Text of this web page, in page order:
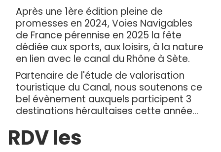
Après une 1ère édition pleine de
promesses en 2024, Voies Navigables
de France pérennise en 2025 la fête
dédiée aux sports, aux loisirs, à la nature
en lien avec le canal du Rhône à Sète.
Partenaire de l'étude de valorisation
touristique du Canal, nous soutenons ce
bel évènement auxquels participent 3
destinations héraultaises cette année...
RDV les